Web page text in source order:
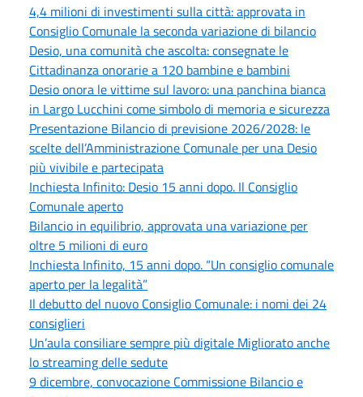
4,4 milioni di investimenti sulla città: approvata in
Consiglio Comunale la seconda variazione di bilancio
Desio, una comunità che ascolta: consegnate le
Cittadinanza onorarie a 120 bambine e bambini
Desio onora le vittime sul lavoro: una panchina bianca
in Largo Lucchini come simbolo di memoria e sicurezza
Presentazione Bilancio di previsione 2026/2028: le
scelte dell’Amministrazione Comunale per una Desio
più vivibile e partecipata
Inchiesta Infinito: Desio 15 anni dopo. Il Consiglio
Comunale aperto
Bilancio in equilibrio, approvata una variazione per
oltre 5 milioni di euro
Inchiesta Infinito, 15 anni dopo. “Un consiglio comunale
aperto per la legalità”
Il debutto del nuovo Consiglio Comunale: i nomi dei 24
consiglieri
Un’aula consiliare sempre più digitale Migliorato anche
lo streaming delle sedute
9 dicembre, convocazione Commissione Bilancio e